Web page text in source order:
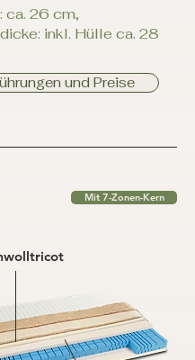
ca. 26 cm,
inkl. Hülle ca. 28
und Preise
Mit 7-Zonen-Kern